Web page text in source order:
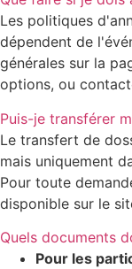
Les politiques
dépendent de
générales sur la
options, ou
Puis-je transférer
Le transfert de
mais uniquement
Pour toute
disponible sur le
Quels documents
Pour les